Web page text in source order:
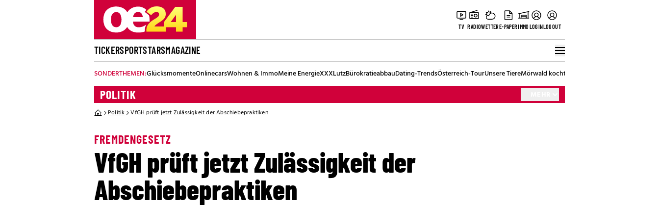
TV RADIOWETTERE-PAPERIMMOLOGINLOGOUT
TICKERSPORTSTARSMAGAZINE
SONDERTHEMEN:GlücksmomenteOnlinecarsWohnen & ImmoMeine EnergieXXXLutzBürokratieabbauDating-TrendsÖsterreich-TourUnsere TiereMörwald kocht
POLITIK
Politik VfGH prüft jetzt Zulässigkeit der Abschiebepraktiken
FREMDENGESETZ
VfGH prüft jetzt Zulässigkeit der
Abschiebepraktiken